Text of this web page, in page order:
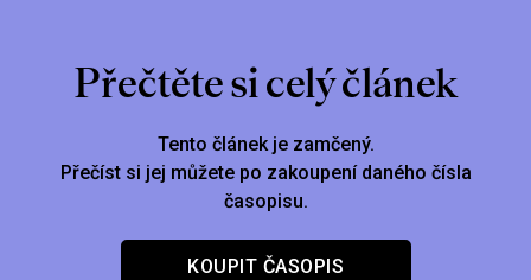
Přečtěte si celý článek
Tento článek je zamčený.
Přečíst si jej můžete po zakoupení daného čísla
časopisu.
KOUPIT ČASOPIS